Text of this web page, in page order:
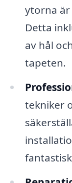
ytorna
Detta
av hål
tapeten.
tekniker